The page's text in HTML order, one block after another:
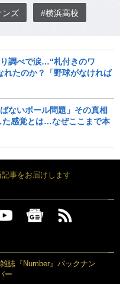
ンズ #横浜高校
調べで涙…“札付きのワ
れたのか？「野球がなければ
ないボール問題」その真相
た感覚とは…なぜここまで本
事をお届けします
雑誌『Number』バックナン
ー